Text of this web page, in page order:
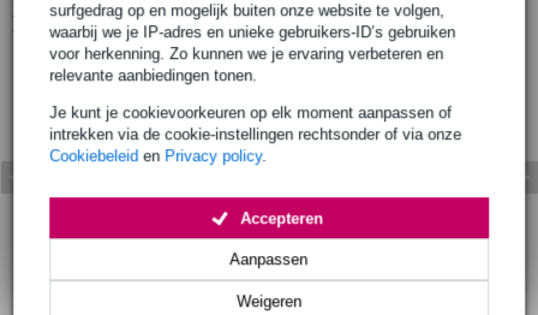
surfgedrag op en mogelijk buiten onze website te volgen,
waarbij we je IP-adres en unieke gebruikers-ID’s gebruiken
voor herkenning. Zo kunnen we je ervaring verbeteren en
relevante aanbiedingen tonen.
Je kunt je cookievoorkeuren op elk moment aanpassen of
intrekken via de cookie-instellingen rechtsonder of via onze
Cookiebeleid en Privacy policy.
Weigeren
Aanpassen
Accepteren
Bekijk ook eens (2)